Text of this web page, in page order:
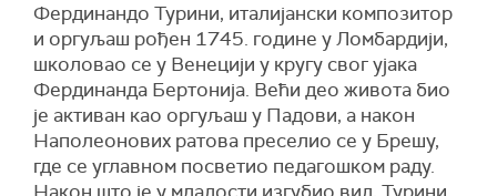
Фердинандо Турини, италијански композитор
и оргуљаш рођен 1745. године у Ломбардији,
школовао се у Венецији у кругу свог ујака
Фердинанда Бертонија. Већи део живота био
је активан као оргуљаш у Падови, а након
Наполеонових ратова преселио се у Брешу,
где се углавном посветио педагошком раду.